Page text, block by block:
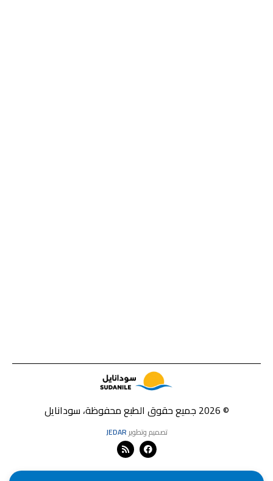
© 2026 جميع حقوق الطبع محفوظة، سودانايل
تصميم وتطويرJEDAR